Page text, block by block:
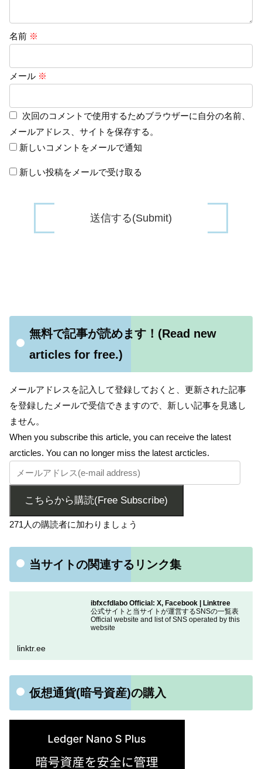
名前 ※
メール ※
次回のコメントで使用するためブラウザーに自分の名前、
メールアドレス、サイトを保存する。
新しいコメントをメールで通知
新しい投稿をメールで受け取る
無料で記事が読めます！(Read new
articles for free.)
メールアドレスを記入して登録しておくと、更新された記事
を登録したメールで受信できますので、新しい記事を見逃し
ません。
When you subscribe this article, you can receive the latest
arcticles. You can no longer miss the latest arcticles.
こちらから購読(Free Subscribe)
271人の購読者に加わりましょう
当サイトの関連するリンク集
ibfxcfdlabo Official: X, Facebook | Linktree
公式サイトと当サイトが運営するSNSの一覧表
Official website and list of SNS operated by this
website
linktr.ee
仮想通貨(暗号資産)の購入